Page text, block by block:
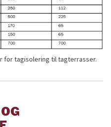
for tagisolering til tagterrasser.